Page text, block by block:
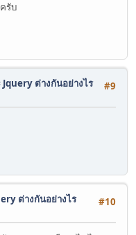
รับ
#9
ต่างกันอย่างไร
#10
ต่างกันอย่างไร